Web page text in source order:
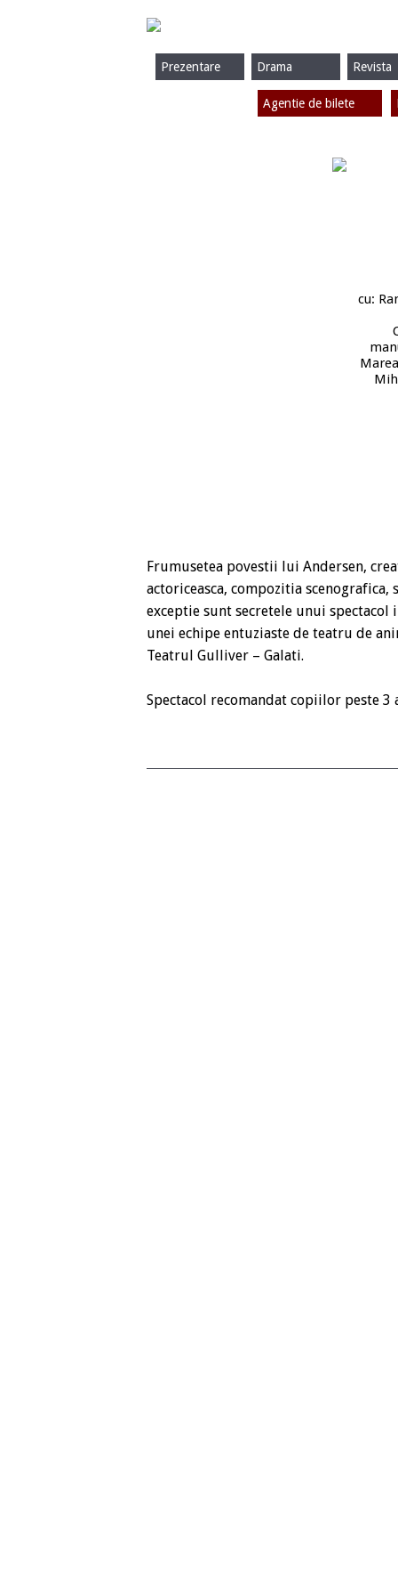
Revista
Drama
Prezentare
Agentie de bilete
cu:
Frumusetea povestii lui Andersen,
actoriceasca, compozitia
exceptie sunt secretele unui
unei echipe entuziaste de teatru de
Teatrul Gulliver – Galati.
Spectacol recomandat copiilor peste 3